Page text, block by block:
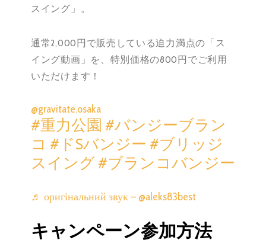
スイング」。
通常2,000円で販売している迫力満点の「ス
イング動画」を、特別価格の800円でご利用
いただけます！
@gravitate.osaka
#重力公園 #バンジーブラン
コ #ドSバンジー #ブリッジ
スイング#ブランコバンジー
♬ оригінальний звук – @aleks83best
キャンペーン参加方法